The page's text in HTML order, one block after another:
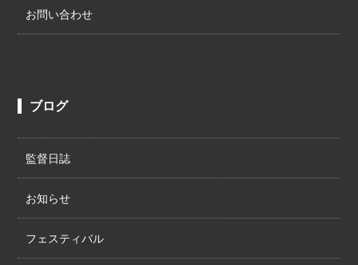
お問い合わせ
ブログ
監督日誌
お知らせ
フェスティバル